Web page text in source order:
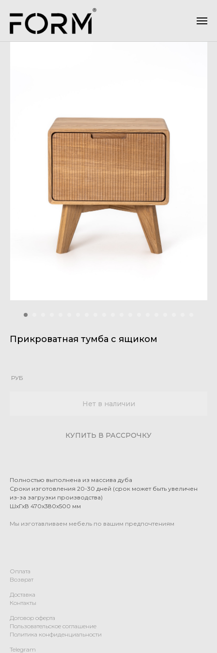
Прикроватная тумба с ящиком
РУБ
Нет в наличии
КУПИТЬ В РАССРОЧКУ
Полностью выполнена из массива дуба
Сроки изготовления 20-30 дней (срок может быть увеличен
из-за загрузки производства)
ШхГхВ 470х380х500 мм
Мы изготавливаем мебель по вашим предпочтениям
Оплата
Возврат
Доставка
Контакты
Договор оферта
Пользовательское соглашение
Политика конфиденциальности
Telegram